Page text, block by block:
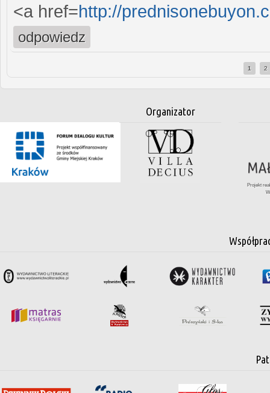
<a href=http://
odpowiedz
1 2
Organizator
Projekt